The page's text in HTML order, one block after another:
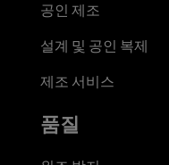
공인 제조
설계 및 공인 복제
제조 서비스
품질